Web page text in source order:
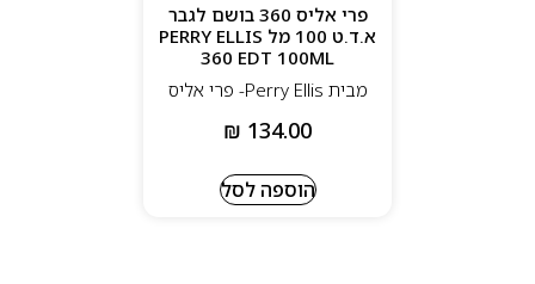
פרי אליס 360 בושם לגבר
א.ד.ט 100 מל PERRY ELLIS
360 EDT 100ML
מבית Perry Ellis- פרי אליס
₪ 134.00
הוספה לסל